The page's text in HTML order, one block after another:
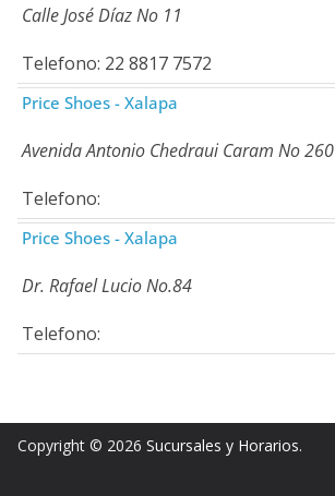
Calle José Díaz No 11
Telefono: 22 8817 7572
Price Shoes - Xalapa
Avenida Antonio Chedraui Caram No 260
Telefono:
Price Shoes - Xalapa
Dr. Rafael Lucio No.84
Telefono:
Copyright © 2026 Sucursales y Horarios.